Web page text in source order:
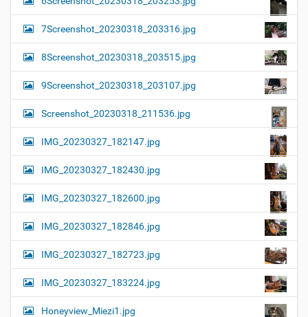
7Screenshot_20230318_203316.jpg
8Screenshot_20230318_203515.jpg
9Screenshot_20230318_203107.jpg
Screenshot_20230318_211536.jpg
IMG_20230327_182147.jpg
IMG_20230327_182430.jpg
IMG_20230327_182600.jpg
IMG_20230327_182846.jpg
IMG_20230327_182723.jpg
IMG_20230327_183224.jpg
Honeyview_Miezi1.jpg